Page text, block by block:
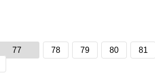
77 78 79 80
81